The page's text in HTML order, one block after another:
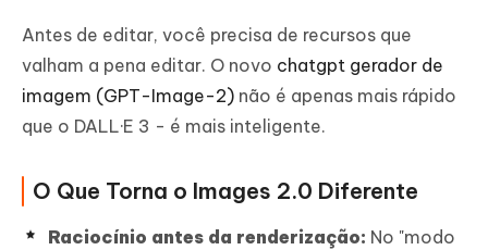
Antes de editar, você precisa de recursos que
valham a pena editar. O novo chatgpt gerador de
imagem (GPT-Image-2) não é apenas mais rápido
que o DALL·E 3 - é mais inteligente.
O Que Torna o Images 2.0 Diferente
Raciocínio antes da renderização: No "modo